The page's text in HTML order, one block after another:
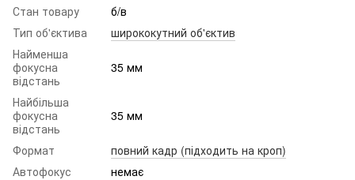
Стан товару
б/в
Тип об'єктива
ширококутний об'єктив
Найменша
фокусна
відстань
35 мм
Найбільша
фокусна
відстань
35 мм
Формат
повний кадр (підходить на кроп)
Автофокус
немає